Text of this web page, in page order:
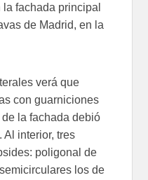
fachada principal
de Madrid, en la
verá que
con guarniciones
la fachada debió
Al interior, tres
poligonal de
los de